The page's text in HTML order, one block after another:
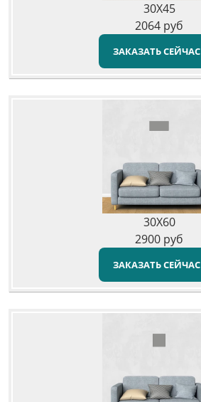
30X45
2064 руб
ЗАКАЗАТЬ СЕЙЧАС
30X60
2900 руб
ЗАКАЗАТЬ СЕЙЧАС